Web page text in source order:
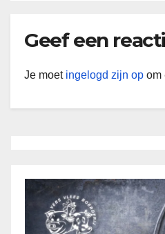
Geef een
Je moet ingelogd zijn op om